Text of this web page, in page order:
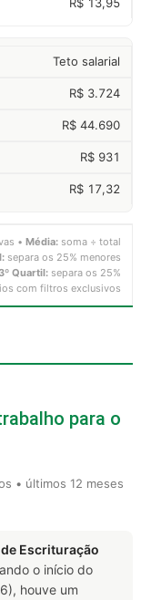
Teto salarial
R$ 3.724
R$ 44.690
R$ 931
R$ 17,32
• Média: soma ÷ total
separa os 25% menores
3º Quartil: separa os 25%
com filtros exclusivos
para o
• últimos 12 meses
Escrituração
o início do
houve um